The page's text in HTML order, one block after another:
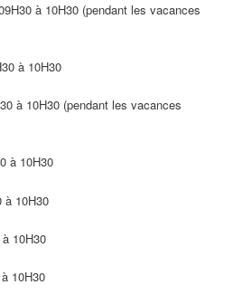
à 10H30 (pendant les vacances
à 10H30
à 10H30 (pendant les vacances
à 10H30
à 10H30
10H30
10H30